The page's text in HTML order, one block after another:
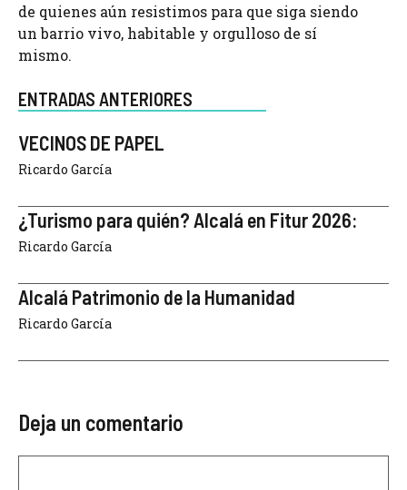
de quienes aún resistimos para que siga siendo
un barrio vivo, habitable y orgulloso de sí
mismo.
ENTRADAS ANTERIORES
VECINOS DE PAPEL
Ricardo García
¿Turismo para quién? Alcalá en Fitur 2026:
Ricardo García
Alcalá Patrimonio de la Humanidad
Ricardo García
Deja un comentario